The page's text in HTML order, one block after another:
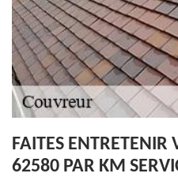
FAITES ENTRETENIR
62580 PAR KM